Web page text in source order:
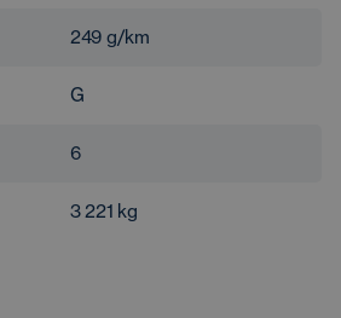
249 g/km
G
6
3 221 kg